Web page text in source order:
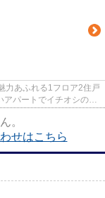
力あふれる1フロア2住戸
アパートでイチオシの物
。
せはこちら